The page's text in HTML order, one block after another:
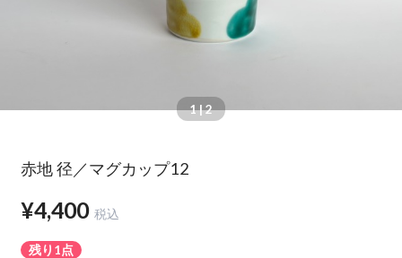
1| 2
赤地 径／マグカップ12
¥4,400 税込
残り1点